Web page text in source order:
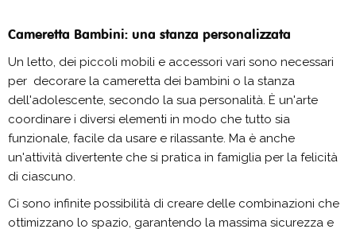
Cameretta Bambini: una stanza personalizzata
Un letto, dei piccoli mobili e accessori vari sono necessari
per decorare la cameretta dei bambini o la stanza
dell'adolescente, secondo la sua personalità. È un'arte
coordinare i diversi elementi in modo che tutto sia
funzionale, facile da usare e rilassante. Ma è anche
un'attività divertente che si pratica in famiglia per la felicità
di ciascuno.
Ci sono infinite possibilità di creare delle combinazioni che
ottimizzano lo spazio, garantendo la massima sicurezza e